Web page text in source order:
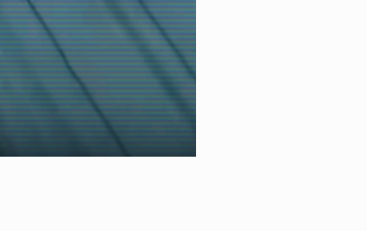
YO! CHUI
あの時のあの写真
2026.07.31